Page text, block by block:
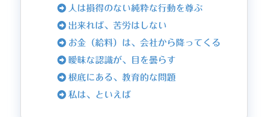
人は損得のない純粋な行動を尊ぶ
出来れば、苦労はしない
お金（給料）は、会社から降ってくる
曖昧な認識が、目を曇らす
根底にある、教育的な問題
私は、といえば